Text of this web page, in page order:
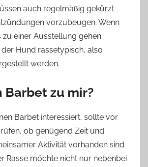
auch regelmäßig gekürzt
vorzubeugen. Wenn
zu einer Ausstellung gehen
Hund rassetypisch, also
werden.
Barbet zu mir?
Barbet interessiert, sollte vor
ob genügend Zeit und
Aktivität vorhanden sind.
Rasse möchte nicht nur nebenbei